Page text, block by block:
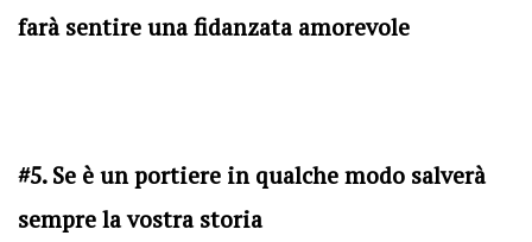
farà sentire una fidanzata amorevole
#5. Se è un portiere in qualche modo salverà
sempre la vostra storia